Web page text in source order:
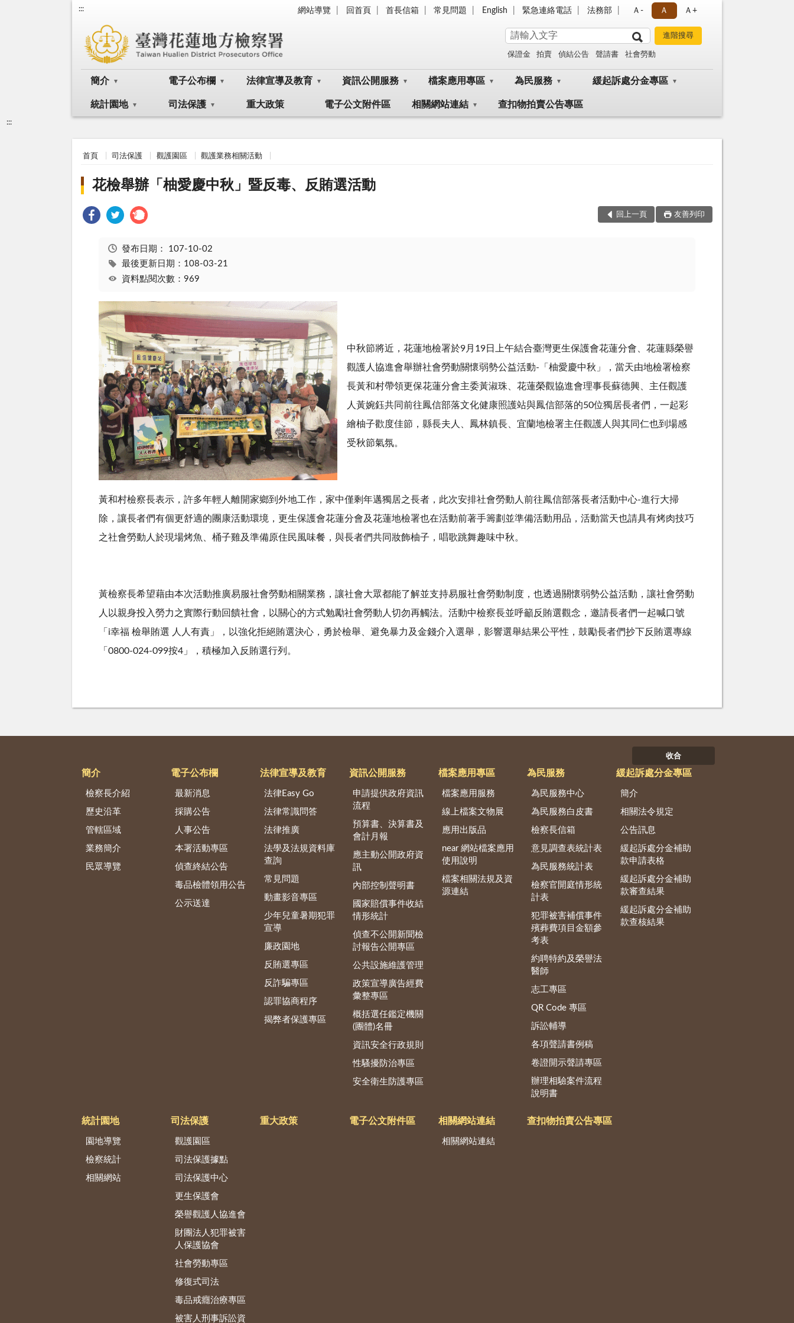
::: 網站導覽 回首頁 首長信箱 常見問題 English 緊急連絡電話 法務部 Ａ- Ａ Ａ+
保證金 拍賣 偵結公告 聲請書 社會勞動
簡介 電子公布欄 法律宣導及教育 資訊公開服務 檔案應用專區 為民服務 緩起訴處分金專區
統計園地 司法保護 重大政策 電子公文附件區 相關網站連結 查扣物拍賣公告專區
:::
首頁 司法保護 觀護園區 觀護業務相關活動
花檢舉辦「柚愛慶中秋」暨反毒、反賄選活動
回上一頁 友善列印
發布日期： 107-10-02
最後更新日期：108-03-21
資料點閱次數：969
中秋節將近，花蓮地檢署於9月19日上午結合臺灣更生保護會花蓮分會、花蓮縣榮譽
觀護人協進會舉辦社會勞動關懷弱勢公益活動-「柚愛慶中秋」，當天由地檢署檢察
長黃和村帶領更保花蓮分會主委黃淑珠、花蓮榮觀協進會理事長蘇德興、主任觀護
人黃婉鈺共同前往鳳信部落文化健康照護站與鳳信部落的50位獨居長者們，一起彩
繪柚子歡度佳節，縣長夫人、鳳林鎮長、宜蘭地檢署主任觀護人與其同仁也到場感
受秋節氣氛。
黃和村檢察長表示，許多年輕人離開家鄉到外地工作，家中僅剩年邁獨居之長者，此次安排社會勞動人前往鳳信部落長者活動中心-進行大掃
除，讓長者們有個更舒適的團康活動環境，更生保護會花蓮分會及花蓮地檢署也在活動前著手籌劃並準備活動用品，活動當天也請具有烤肉技巧
之社會勞動人於現場烤魚、桶子雞及準備原住民風味餐，與長者們共同妝飾柚子，唱歌跳舞趣味中秋。
黃檢察長希望藉由本次活動推廣易服社會勞動相關業務，讓社會大眾都能了解並支持易服社會勞動制度，也透過關懷弱勢公益活動，讓社會勞動
人以親身投入勞力之實際行動回饋社會，以關心的方式勉勵社會勞動人切勿再觸法。活動中檢察長並呼籲反賄選觀念，邀請長者們一起喊口號
「i幸福 檢舉賄選 人人有責」，以強化拒絕賄選決心，勇於檢舉、避免暴力及金錢介入選舉，影響選舉結果公平性，鼓勵長者們抄下反賄選專線
「0800-024-099按4」，積極加入反賄選行列。
收合
簡介
檢察長介紹
歷史沿革
管轄區域
業務簡介
民眾導覽
電子公布欄
最新消息
採購公告
人事公告
本署活動專區
偵查終結公告
毒品檢體領用公告
公示送達
法律宣導及教育
法律Easy Go
法律常識問答
法律推廣
法學及法規資料庫
查詢
常見問題
動畫影音專區
少年兒童暑期犯罪
宣導
廉政園地
反賄選專區
反詐騙專區
認罪協商程序
揭弊者保護專區
資訊公開服務
申請提供政府資訊
流程
預算書、決算書及
會計月報
應主動公開政府資
訊
內部控制聲明書
國家賠償事件收結
情形統計
偵查不公開新聞檢
討報告公開專區
公共設施維護管理
政策宣導廣告經費
彙整專區
概括選任鑑定機關
(團體)名冊
資訊安全行政規則
性騷擾防治專區
安全衛生防護專區
檔案應用專區
檔案應用服務
線上檔案文物展
應用出版品
near 網站檔案應用
使用說明
檔案相關法規及資
源連結
為民服務
為民服務中心
為民服務白皮書
檢察長信箱
意見調查表統計表
為民服務統計表
檢察官開庭情形統
計表
犯罪被害補償事件
殯葬費項目金額參
考表
約聘特約及榮譽法
醫師
志工專區
QR Code 專區
訴訟輔導
各項聲請書例稿
卷證開示聲請專區
辦理相驗案件流程
說明書
緩起訴處分金專區
簡介
相關法令規定
公告訊息
緩起訴處分金補助
款申請表格
緩起訴處分金補助
款審查結果
緩起訴處分金補助
款查核結果
統計園地
園地導覽
檢察統計
相關網站
司法保護
觀護園區
司法保護據點
司法保護中心
更生保護會
榮譽觀護人協進會
財團法人犯罪被害
人保護協會
社會勞動專區
修復式司法
毒品戒癮治療專區
被害人刑事訴訟資
重大政策 電子公文附件區 相關網站連結
相關網站連結
查扣物拍賣公告專區